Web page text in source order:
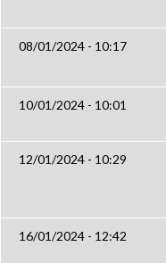
08/01/2024 - 10:17
10/01/2024 - 10:01
12/01/2024 - 10:29
16/01/2024 - 12:42